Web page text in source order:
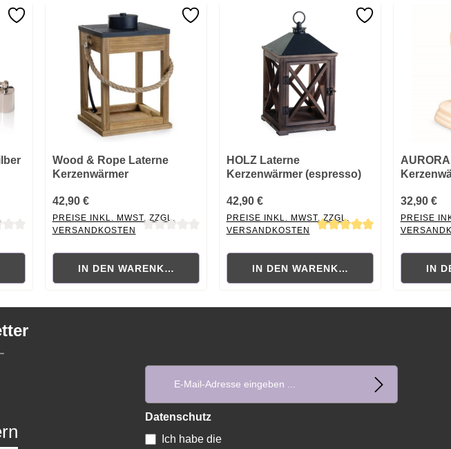
Wood & Rope Laterne
Kerzenwärmer
42,90 €
PREISE INKL. MWST. ZZGL.
VERSANDKOSTEN
IN DEN WARENKORB
HOLZ Laterne
Kerzenwärmer (espresso)
42,90 €
PREISE INKL. MWST. ZZGL.
VERSANDKOSTEN
IN DEN WARENKORB
32,90 €
PREISE
IN
Datenschutz
Ich habe die